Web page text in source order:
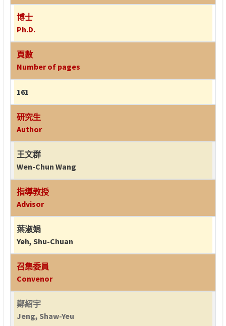
博士
Ph.D.
頁數
Number of pages
161
研究生
Author
王文群
Wen-Chun Wang
指導教授
Advisor
葉淑娟
Yeh, Shu-Chuan
召集委員
Convenor
鄭紹宇
Jeng, Shaw-Yeu